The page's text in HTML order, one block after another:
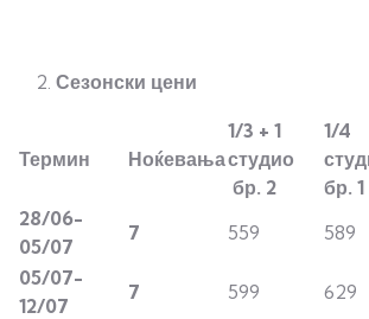
Сезонски цени
Термин Ноќевања
1/3 + 1
студио
бр. 2
1/4
бр. 1
28/06-
05/07
7 559 589
05/07-
12/07
7 599 629